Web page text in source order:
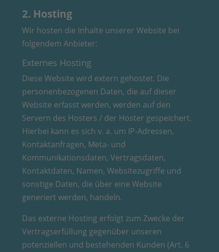
2. Hosting
Wir hosten die Inhalte unserer Website bei
folgendem Anbieter:
Externes Hosting
Diese Website wird extern gehostet. Die
personenbezogenen Daten, die auf dieser
Website erfasst werden, werden auf den
Servern des Hosters / der Hoster gespeichert.
Hierbei kann es sich v. a. um IP-Adressen,
Kontaktanfragen, Meta- und
Kommunikationsdaten, Vertragsdaten,
Kontaktdaten, Namen, Websitezugriffe und
sonstige Daten, die über eine Website
generiert werden, handeln.
Das externe Hosting erfolgt zum Zwecke der
Vertragserfüllung gegenüber unseren
potenziellen und bestehenden Kunden (Art. 6